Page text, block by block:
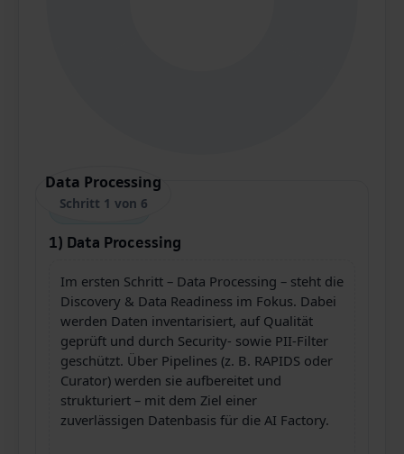
Data Processing
Schritt 1 von 6
Schritt 1 von 6
1) Data Processing
Im ersten Schritt – Data Processing – steht die
Discovery & Data Readiness im Fokus. Dabei
werden Daten inventarisiert, auf Qualität
geprüft und durch Security- sowie PII-Filter
geschützt. Über Pipelines (z. B. RAPIDS oder
Curator) werden sie aufbereitet und
strukturiert – mit dem Ziel einer
zuverlässigen Datenbasis für die AI Factory.